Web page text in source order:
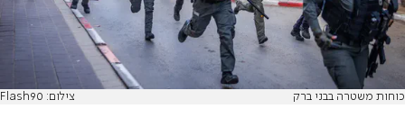
כוחות משטרה בבני ברק צילום: Flash90